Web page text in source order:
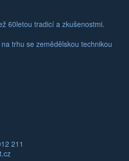
60letou tradicí a zkušenostmi.
trhu se zemědělskou technikou
211